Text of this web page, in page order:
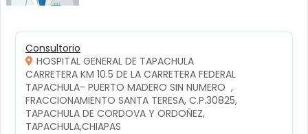
Consultorio
HOSPITAL GENERAL DE TAPACHULA
CARRETERA KM 10.5 DE LA CARRETERA FEDERAL
TAPACHULA- PUERTO MADERO SIN NUMERO  ,
FRACCIONAMIENTO SANTA TERESA, C.P.30825,
TAPACHULA DE CORDOVA Y ORDOÑEZ,
TAPACHULA,CHIAPAS